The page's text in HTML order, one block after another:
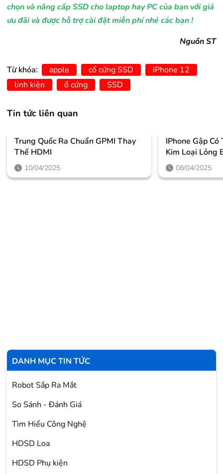
chọn và nâng cấp SSD cho laptop hay PC của bạn với giá
ưu đãi và được hỗ trợ cài đặt miễn phí nhé các bạn !
Nguồn ST
Từ khóa: apple cổ cứng SSD
iPhone 12
linh kiện
ổ cứng SSD
Tin tức liên quan
Trung Quốc Ra Chuẩn GPMI Thay
Thế HDMI
10/04/2025
IPhone Gập
Kim Loại Lỏng
08/04/2025
DANH MỤC TIN TỨC
Robot Sắp Ra Mắt
So Sánh - Đánh Giá
Tìm Hiểu Công Nghệ
HDSD Loa
HDSD Phụ kiện